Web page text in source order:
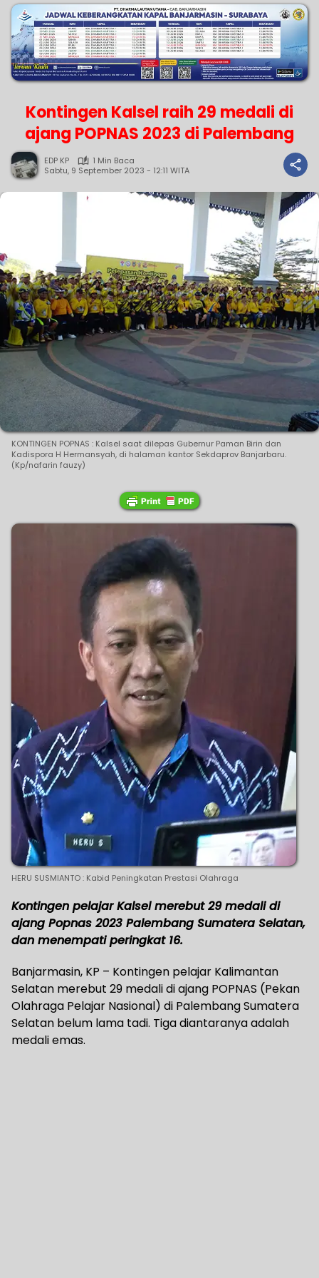
Kontingen Kalsel raih 29 medali di
ajang POPNAS 2023 di Palembang
EDP KP
1 Min Baca
Sabtu, 9 September 2023 - 12:11 WITA
KONTINGEN POPNAS : Kalsel saat dilepas Gubernur Paman Birin dan
Kadispora H Hermansyah, di halaman kantor Sekdaprov Banjarbaru.
(Kp/nafarin fauzy)
HERU SUSMIANTO : Kabid Peningkatan Prestasi Olahraga
Kontingen pelajar Kalsel merebut 29 medali di
ajang Popnas 2023 Palembang Sumatera Selatan,
dan menempati peringkat 16.
Banjarmasin, KP – Kontingen pelajar Kalimantan
Selatan merebut 29 medali di ajang POPNAS (Pekan
Olahraga Pelajar Nasional) di Palembang Sumatera
Selatan belum lama tadi. Tiga diantaranya adalah
medali emas.